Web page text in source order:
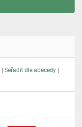
| Seřadit dle abecedy |